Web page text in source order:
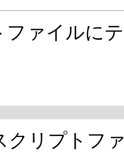
ファイルに
クリプトフ